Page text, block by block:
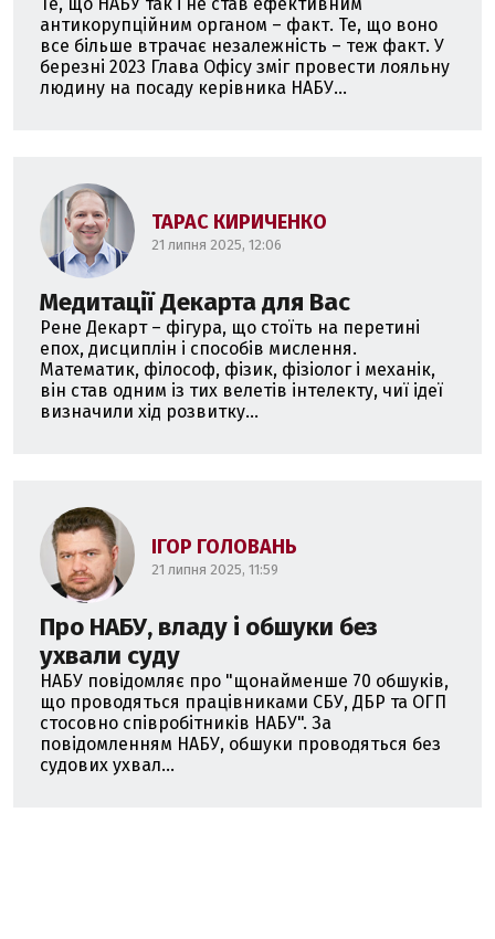
антикорупційним органом – факт. Те, що воно
все більше втрачає незалежність – теж факт. У
березні 2023 Глава Офісу зміг провести лояльну
людину на посаду керівника НАБУ...
ТАРАС КИРИЧЕНКО
21 липня 2025, 12:06
Медитації Декарта для Вас
Рене Декарт – фігура, що стоїть на перетині
епох, дисциплін і способів мислення.
Математик, філософ, фізик, фізіолог і механік,
він став одним із тих велетів інтелекту, чиї ідеї
визначили хід розвитку...
ІГОР ГОЛОВАНЬ
21 липня 2025, 11:59
Про НАБУ, владу і обшуки без
ухвали суду
НАБУ повідомляє про "щонайменше 70 обшуків,
що проводяться працівниками СБУ, ДБР та ОГП
стосовно співробітників НАБУ". За
повідомленням НАБУ, обшуки проводяться без
судових ухвал...